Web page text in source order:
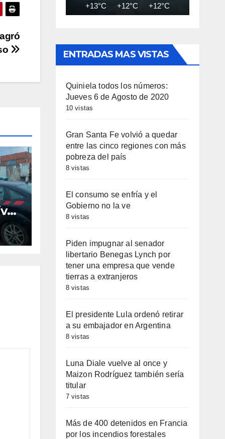
+13°C +12°C +12°C
ENTRADAS MAS VISTAS
Quiniela todos los números:
Jueves 6 de Agosto de 2020
10 vistas
Gran Santa Fe volvió a quedar
entre las cinco regiones con más
pobreza del país
8 vistas
El consumo se enfría y el
Gobierno no la ve
8 vistas
Piden impugnar al senador
libertario Benegas Lynch por
tener una empresa que vende
tierras a extranjeros
8 vistas
El presidente Lula ordenó retirar
a su embajador en Argentina
8 vistas
Luna Diale vuelve al once y
Maizon Rodríguez también sería
titular
7 vistas
Más de 400 detenidos en Francia
por los incendios forestales